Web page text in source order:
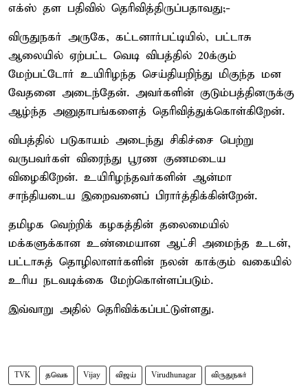
எக்ஸ் தள பதிவில் தெரிவித்திருப்பதாவது;-
விருதுநகர் அருகே, கட்டனார்பட்டியில், பட்டாசு
ஆலையில் ஏற்பட்ட வெடி விபத்தில் 20க்கும்
மேற்பட்டோர் உயிரிழந்த செய்தியறிந்து மிகுந்த மன
வேதனை அடைந்தேன். அவர்களின் குடும்பத்தினருக்கு
ஆழ்ந்த அனுதாபங்களைத் தெரிவித்துக்கொள்கிறேன்.
விபத்தில் படுகாயம் அடைந்து சிகிச்சை பெற்று
வருபவர்கள் விரைந்து பூரண குணமடைய
விழைகிறேன். உயிரிழந்தவர்களின் ஆன்மா
சாந்தியடைய இறைவனைப் பிரார்த்திக்கின்றேன்.
தமிழக வெற்றிக் கழகத்தின் தலைமையில்
மக்களுக்கான உண்மையான ஆட்சி அமைந்த உடன்,
பட்டாசுத் தொழிலாளர்களின் நலன் காக்கும் வகையில்
உரிய நடவடிக்கை மேற்கொள்ளப்படும்.
இவ்வாறு அதில் தெரிவிக்கப்பட்டுள்ளது.
TVK தவெக Vijay விஜய் Virudhunagar விருதுநகர்